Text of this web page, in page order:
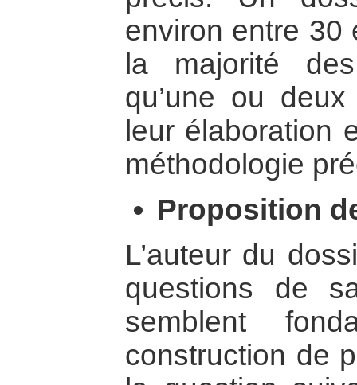
environ entre 30
la majorité
qu’une ou
leur élaboration
méthodologie
Proposition
L’auteur du
questions de
semblent
construction de